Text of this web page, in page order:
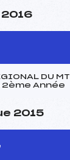
DU MT
2ème Année
2015